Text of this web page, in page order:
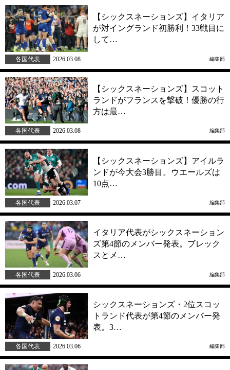
【シックスネーションズ】イタリア
が対イングランド初勝利！33戦目に
して…
各国代表 2026.03.08 編集部
【シックスネーションズ】スコット
ランドがフランスを撃破！優勝の行
方は最…
各国代表 2026.03.08 編集部
【シックスネーションズ】アイルラ
ンドが今大会3勝目。ウエールズは
10点…
各国代表 2026.03.07 編集部
イタリア代表がシックスネーション
ズ第4節のメンバー発表。ブレック
スとメ…
各国代表 2026.03.06 編集部
シックスネーションズ・2位スコッ
トランド代表が第4節のメンバー発
表。3…
各国代表 2026.03.06 編集部